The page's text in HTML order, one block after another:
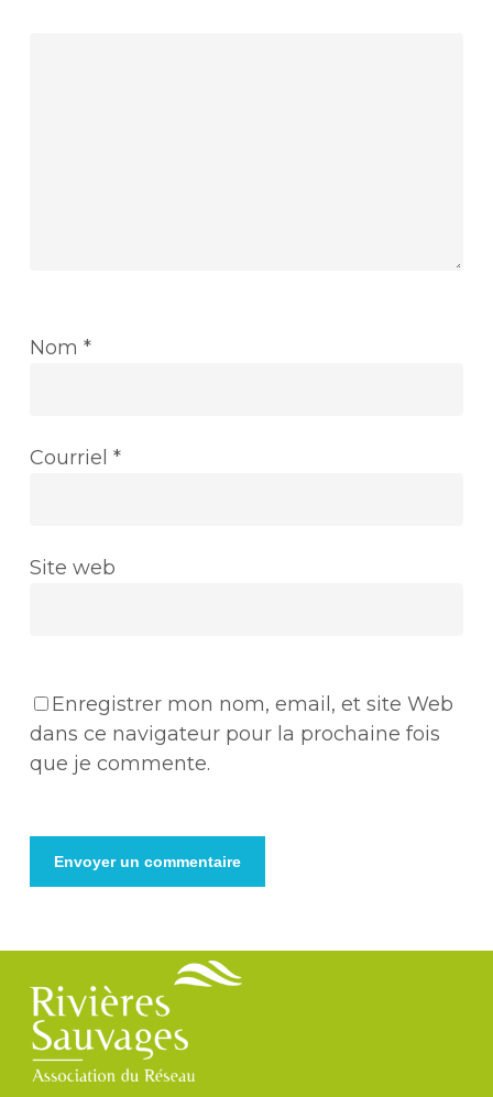
Nom *
Courriel *
Site web
Enregistrer mon nom, email, et site Web
dans ce navigateur pour la prochaine fois
que je commente.